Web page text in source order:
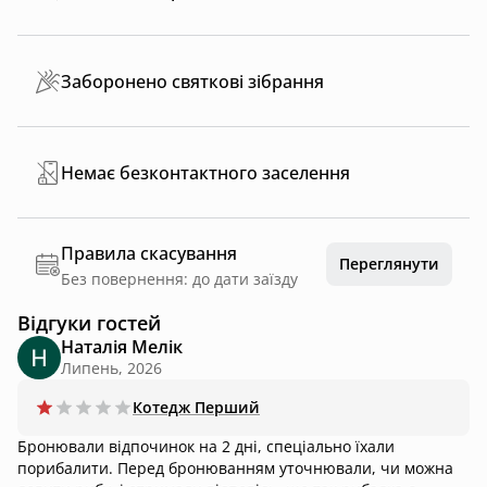
Заборонено святкові зібрання
Немає безконтактного заселення
Правила скасування
Без повернення: до дати заїзду
Переглянути
Відгуки гостей
Наталія Мелік
Липень, 2026
Котедж Перший
Бронювали відпочинок на 2 дні, спеціально їхали
порибалити. Перед бронюванням уточнювали, чи можна